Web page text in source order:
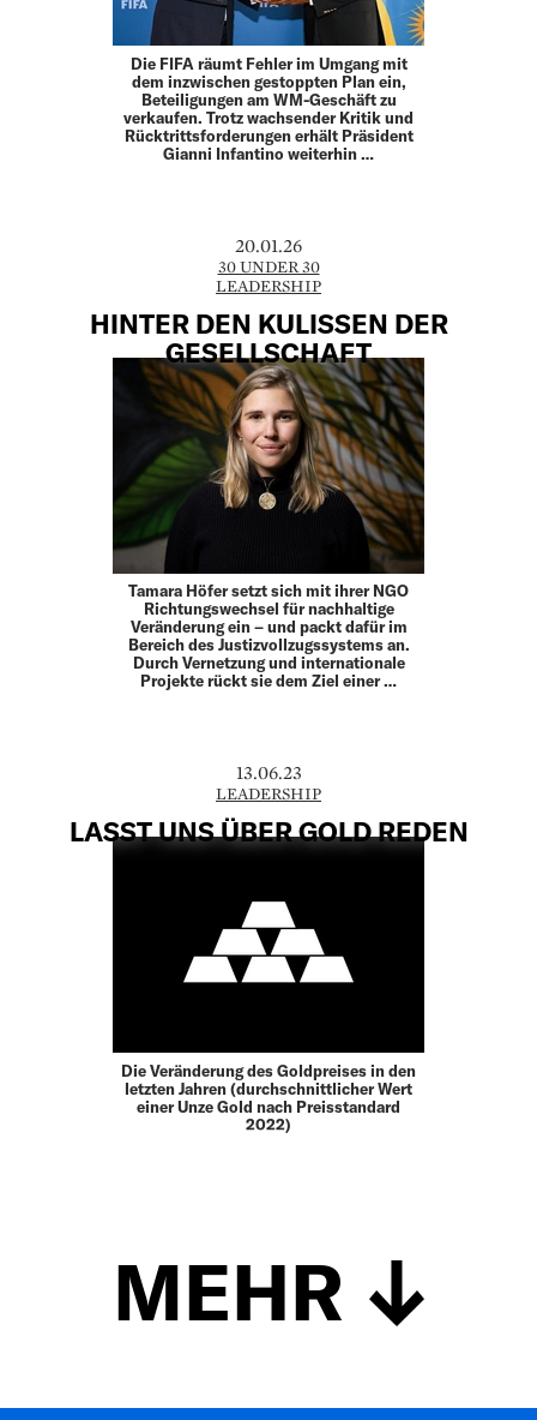
Die FIFA räumt Fehler im Umgang mit
dem inzwischen gestoppten Plan ein,
Beteiligungen am WM-Geschäft zu
verkaufen. Trotz wachsender Kritik und
Rücktrittsforderungen erhält Präsident
Gianni Infantino weiterhin …
20.01.26
30 UNDER 30
LEADERSHIP
HINTER DEN KULISSEN DER
GESELLSCHAFT
Tamara Höfer setzt sich mit ihrer NGO
Richtungswechsel für nachhaltige
Veränderung ein – und packt dafür im
Bereich des Justizvollzugssystems an.
Durch Vernetzung und internationale
Projekte rückt sie dem Ziel einer …
13.06.23
LEADERSHIP
LASST UNS ÜBER GOLD REDEN
Die Veränderung des Goldpreises in den
letzten Jahren (durchschnittlicher Wert
einer Unze Gold nach Preisstandard
2022)
MEHR